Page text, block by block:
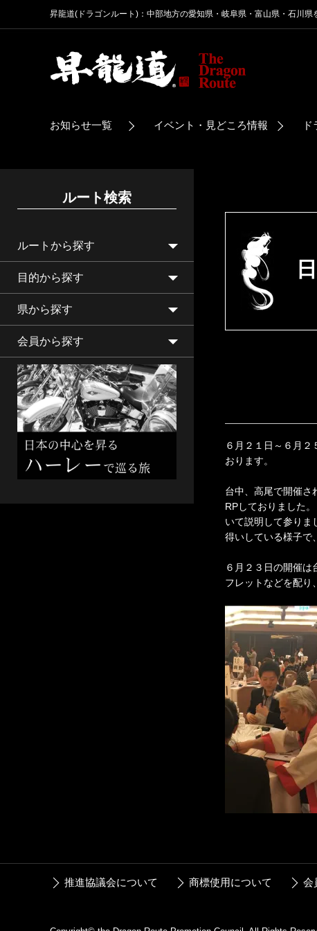
昇龍道(ドラゴンルート)：中部地方の愛知県・岐阜県・富山県・石川
お知らせ一覧 イベント・見どころ情報
６月２１日～６月
おります。
台中、高尾で開催さ
RPしておりました
いて説明して参りま
得いしている様子で
６月２３日の開催
フレットなどを配り
ルート検索
ルートから探す
目的から探す
県から探す
会員から探す
推進協議会について 商標使用について 会